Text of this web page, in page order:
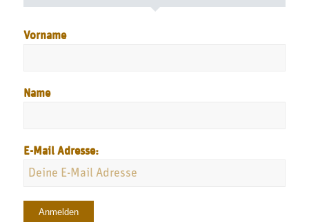
Vorname
Name
E-Mail Adresse: